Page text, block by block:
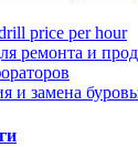
price per hour
ремонта и
и замена